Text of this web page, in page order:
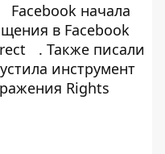
Facebook начала
в Facebook
. Также писали
инструмент
Rights